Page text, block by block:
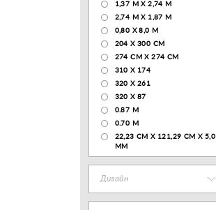
1,37 М Х 2,74 М
2,74 М Х 1,87 М
0,80 Х 8,0 М
204 Х 300 СМ
274 СМ Х 274 СМ
310 X 174
320 X 261
320 X 87
0.87 M
0.70 M
22,23 CM X 121,29 CM X 5,0
MM
Дизайн